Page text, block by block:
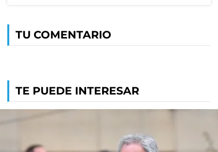
TU COMENTARIO
TE PUEDE INTERESAR